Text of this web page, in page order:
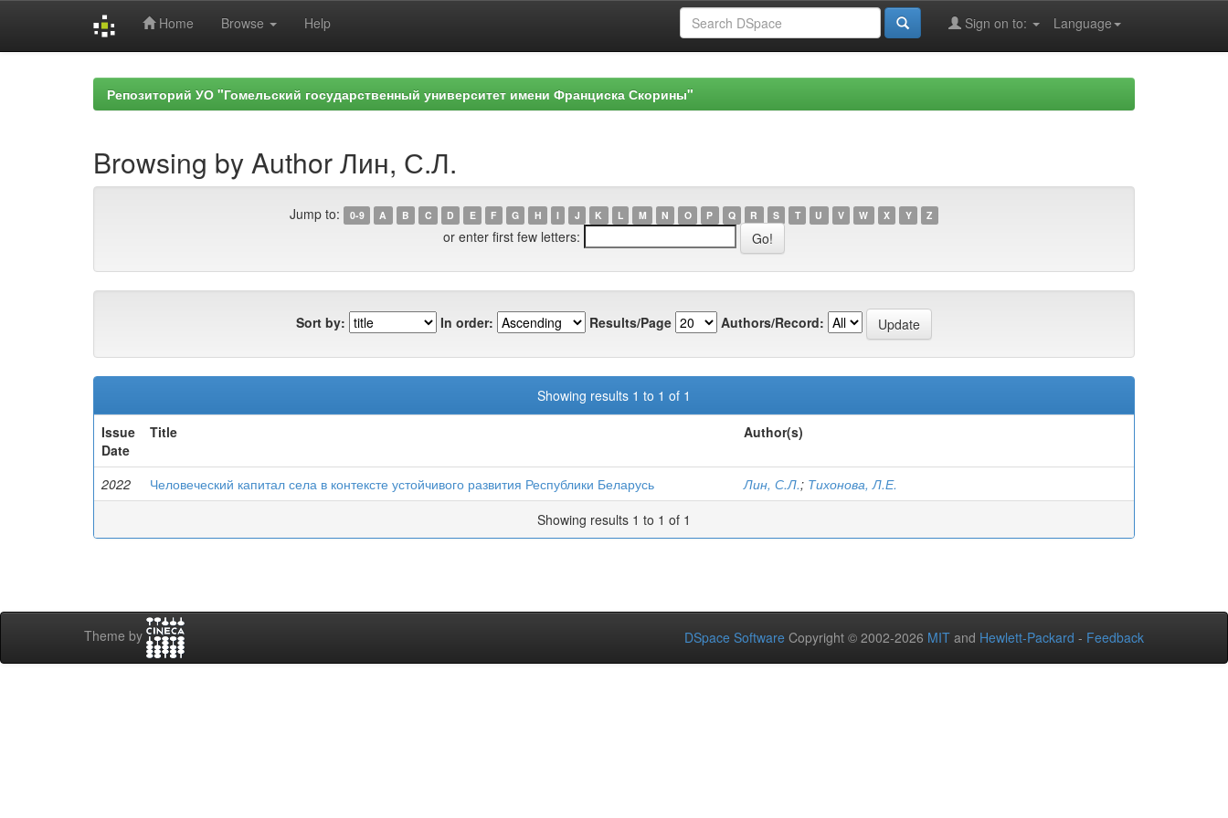
Home Browse Help Language
Sign on to:
Репозиторий УО "Гомельский государственный университет имени Франциска Скорины"
Browsing by Author Лин, С.Л.
Jump to: 0-9 A B C D E F G H I J K L M N O P Q R S T U V W X Y Z
or enter first few letters:
Sort by: In order: Results/Page Authors/Record:
Showing results 1 to 1 of 1
Issue
Date
Title Author(s)
2022 Человеческий капитал села в контексте устойчивого развития Республики Беларусь Лин, С.Л.; Тихонова, Л.Е.
Showing results 1 to 1 of 1
Theme by DSpace Software Copyright © 2002-2026 MIT and Hewlett-Packard - Feedback